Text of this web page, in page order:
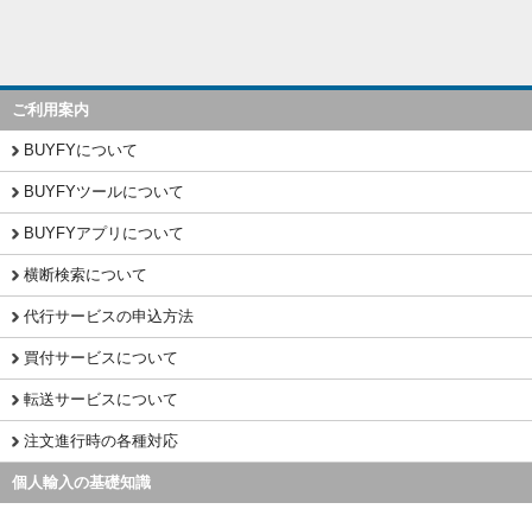
ご利用案内
BUYFYについて
BUYFYツールについて
BUYFYアプリについて
横断検索について
代行サービスの申込方法
買付サービスについて
転送サービスについて
注文進行時の各種対応
個人輸入の基礎知識